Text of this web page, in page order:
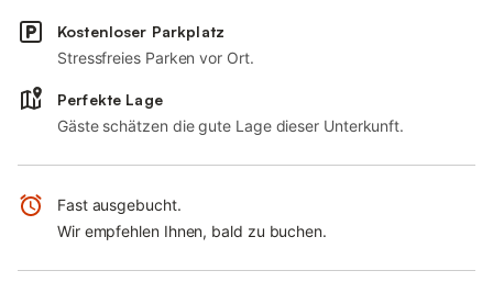
Kostenloser Parkplatz
Stressfreies Parken vor Ort.
Perfekte Lage
Gäste schätzen die gute Lage dieser Unterkunft.
Fast ausgebucht.
Wir empfehlen Ihnen, bald zu buchen.